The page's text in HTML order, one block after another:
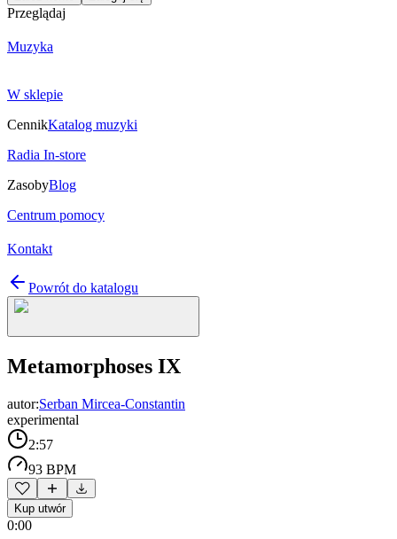
Przeglądaj
Muzyka
W sklepie
CennikKatalog muzyki
Radia In-store
ZasobyBlog
Centrum pomocy
Kontakt
Powrót do katalogu
Metamorphoses IX
autor:Serban Mircea-Constantin
experimental
2:57
93 BPM
Kup utwór
0:00